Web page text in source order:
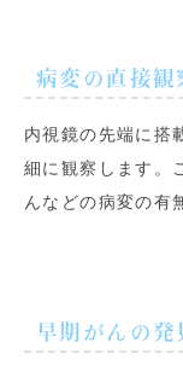
病変の直接観
内視鏡の先端に搭
細に観察します。
んなどの病変の有
早期がんの発